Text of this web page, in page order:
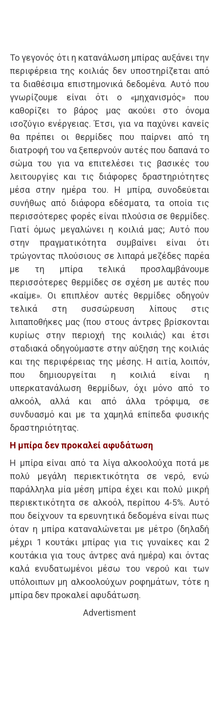
Το γεγονός ότι η κατανάλωση μπίρας αυξάνει την
περιφέρεια της κοιλιάς δεν υποστηρίζεται από
τα διαθέσιμα επιστημονικά δεδομένα. Αυτό που
γνωρίζουμε είναι ότι ο «μηχανισμός» που
καθορίζει το βάρος μας ακούει στο όνομα
ισοζύγιο ενέργειας. Έτσι, για να παχύνει κανείς
θα πρέπει οι θερμίδες που παίρνει από τη
διατροφή του να ξεπερνούν αυτές που δαπανά το
σώμα του για να επιτελέσει τις βασικές του
λειτουργίες και τις διάφορες δραστηριότητες
μέσα στην ημέρα του. Η μπίρα, συνοδεύεται
συνήθως από διάφορα εδέσματα, τα οποία τις
περισσότερες φορές είναι πλούσια σε θερμίδες.
Γιατί όμως μεγαλώνει η κοιλιά μας; Αυτό που
στην πραγματικότητα συμβαίνει είναι ότι
τρώγοντας πλούσιους σε λιπαρά μεζέδες παρέα
με τη μπίρα τελικά προσλαμβάνουμε
περισσότερες θερμίδες σε σχέση με αυτές που
«καίμε». Οι επιπλέον αυτές θερμίδες οδηγούν
τελικά στη συσσώρευση λίπους στις
λιπαποθήκες μας (που στους άντρες βρίσκονται
κυρίως στην περιοχή της κοιλιάς) και έτσι
σταδιακά οδηγούμαστε στην αύξηση της κοιλιάς
και της περιφέρειας της μέσης. Η αιτία, λοιπόν,
που δημιουργείται η κοιλιά είναι η
υπερκατανάλωση θερμίδων, όχι μόνο από το
αλκοόλ, αλλά και από άλλα τρόφιμα, σε
συνδυασμό και με τα χαμηλά επίπεδα φυσικής
δραστηριότητας.
H μπίρα δεν προκαλεί αφυδάτωση
Η μπίρα είναι από τα λίγα αλκοολούχα ποτά με
πολύ μεγάλη περιεκτικότητα σε νερό, ενώ
παράλληλα μία μέση μπίρα έχει και πολύ μικρή
περιεκτικότητα σε αλκοόλ, περίπου 4-5%. Αυτό
που δείχνουν τα ερευνητικά δεδομένα είναι πως
όταν η μπίρα καταναλώνεται με μέτρο (δηλαδή
μέχρι 1 κουτάκι μπίρας για τις γυναίκες και 2
κουτάκια για τους άντρες ανά ημέρα) και όντας
καλά ενυδατωμένοι μέσω του νερού και των
υπόλοιπων μη αλκοολούχων ροφημάτων, τότε η
μπίρα δεν προκαλεί αφυδάτωση.
Advertisment